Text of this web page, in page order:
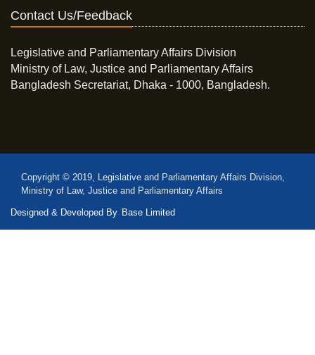
Contact Us/Feedback
Legislative and Parliamentary Affairs Division
Ministry of Law, Justice and Parliamentary Affairs
Bangladesh Secretariat, Dhaka - 1000, Bangladesh.
Copyright © 2019, Legislative and Parliamentary Affairs Division,
Ministry of Law, Justice and Parliamentary Affairs
Designed & Developed By Base Limited